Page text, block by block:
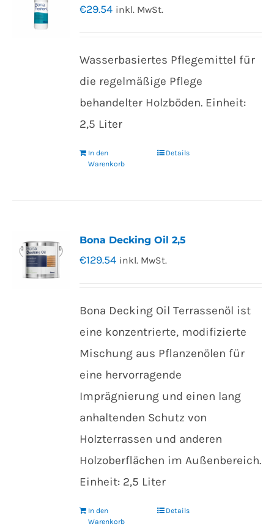
€29.54 inkl. MwSt.
Wasserbasiertes Pflegemittel für
die regelmäßige Pflege
behandelter Holzböden. Einheit:
2,5 Liter
In den
Warenkorb
Details
Bona Decking Oil 2,5
€129.54 inkl. MwSt.
Bona Decking Oil Terrassenöl ist
eine konzentrierte, modifizierte
Mischung aus Pflanzenölen für
eine hervorragende
Imprägnierung und einen lang
anhaltenden Schutz von
Holzterrassen und anderen
Holzoberflächen im Außenbereich.
Einheit: 2,5 Liter
In den
Warenkorb
Details